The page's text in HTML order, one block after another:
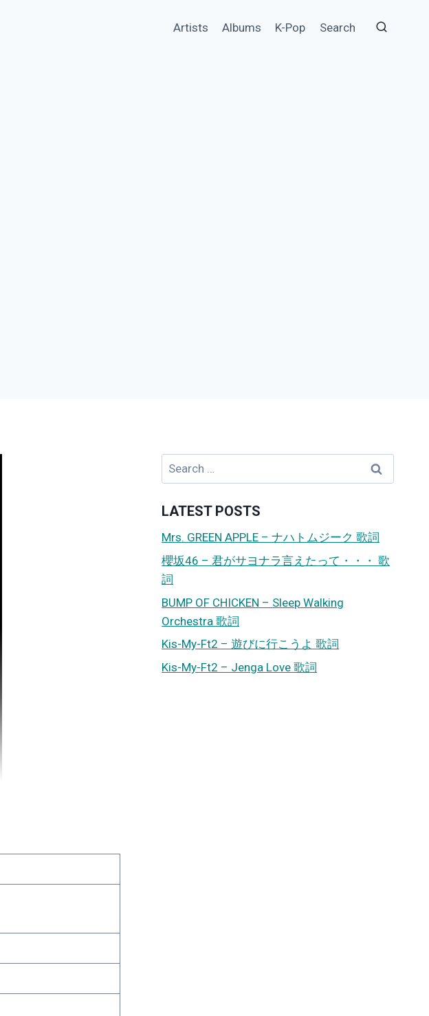
Artists Albums K-Pop Search
Search
for:
LATEST POSTS
Mrs. GREEN APPLE – ナハトムジーク 歌詞
櫻坂46 – 君がサヨナラ言えたって・・・ 歌
詞
BUMP OF CHICKEN – Sleep Walking
Orchestra 歌詞
Kis-My-Ft2 – 遊びに行こうよ 歌詞
Kis-My-Ft2 – Jenga Love 歌詞